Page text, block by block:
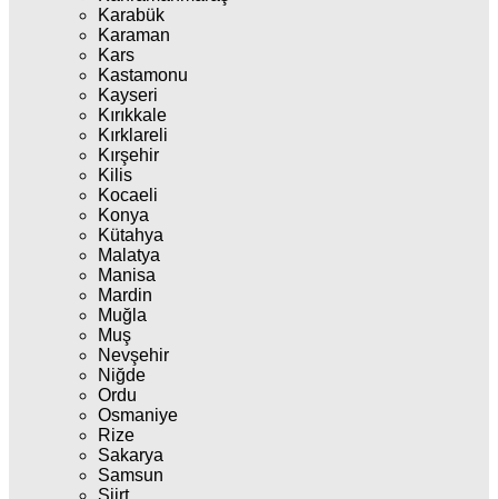
Karabük
Karaman
Kars
Kastamonu
Kayseri
Kırıkkale
Kırklareli
Kırşehir
Kilis
Kocaeli
Konya
Kütahya
Malatya
Manisa
Mardin
Muğla
Muş
Nevşehir
Niğde
Ordu
Osmaniye
Rize
Sakarya
Samsun
Siirt